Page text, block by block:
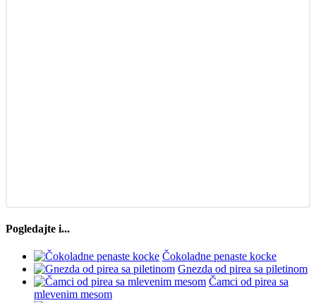
Pogledajte i...
Čokoladne penaste kocke
Gnezda od pirea sa piletinom
Čamci od pirea sa
mlevenim mesom